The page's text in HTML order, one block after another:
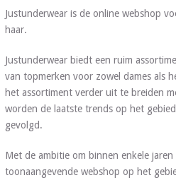
Justunderwear is de online webshop
haar.
Justunderwear biedt een ruim
van topmerken voor zowel dames als
het assortiment verder uit te breiden
worden de laatste trends op het
gevolgd.
Met de ambitie om binnen enkele
toonaangevende webshop op het